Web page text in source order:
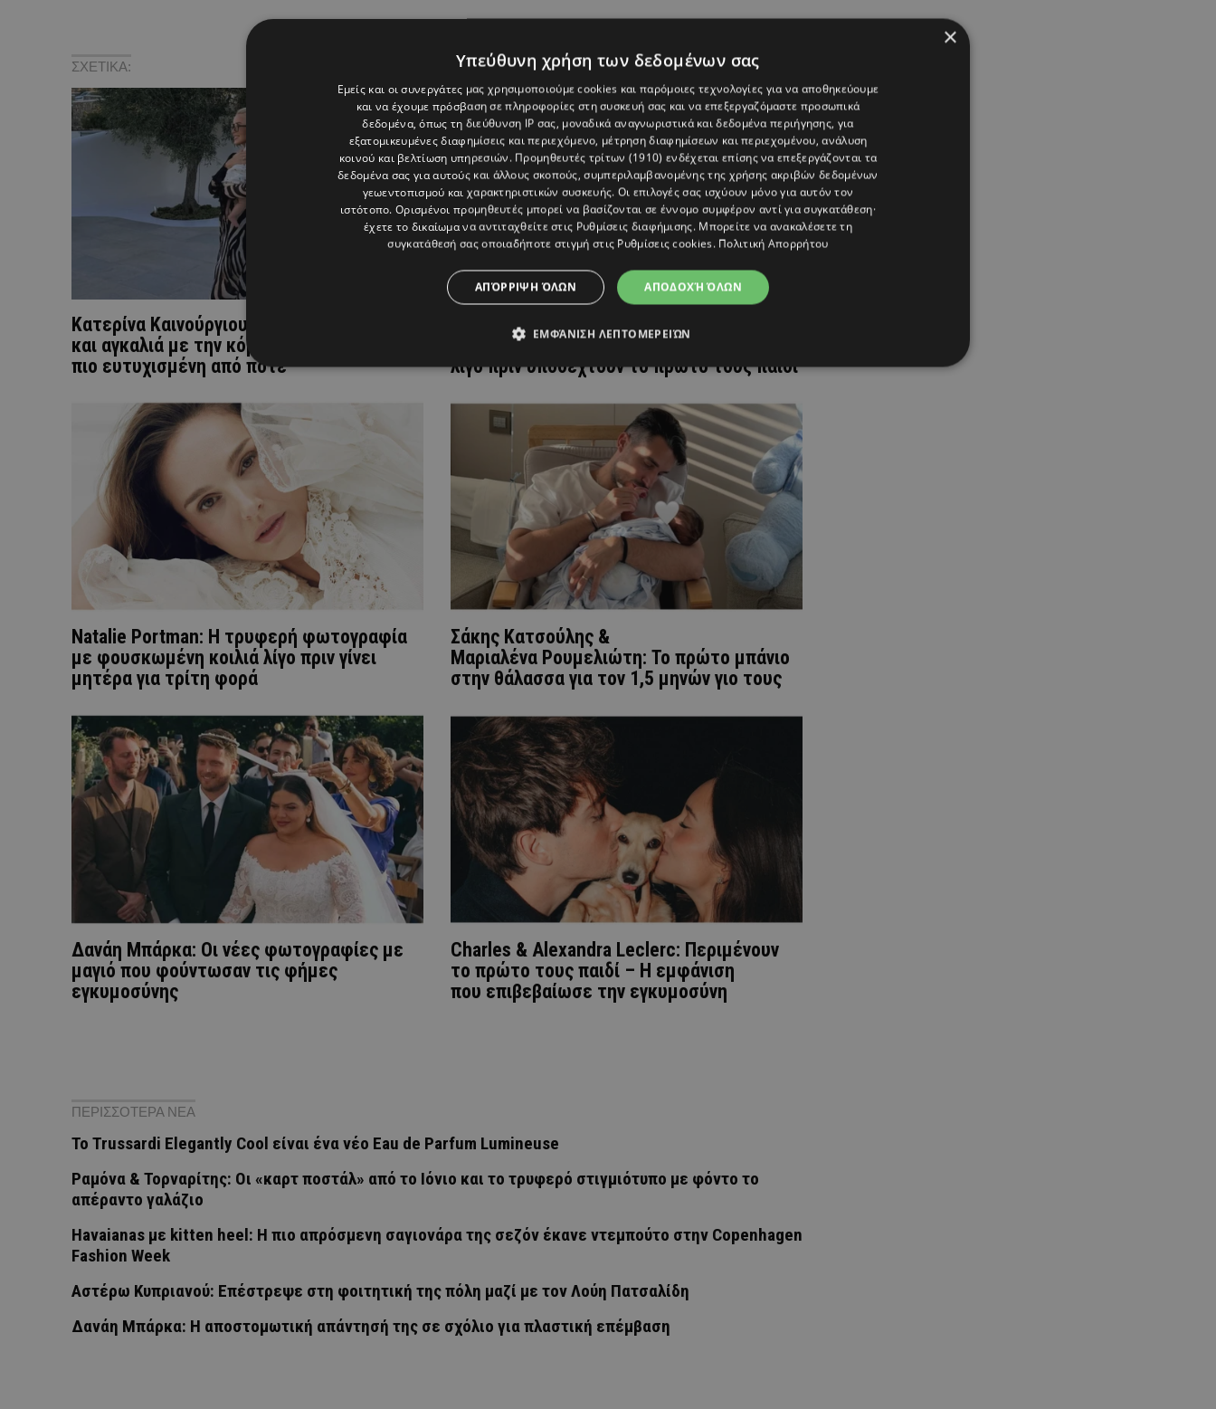
ΣΧΕΤΙΚΑ:
Κατερίνα Καινούργιου: Ποζάρει με μαγιό
και αγκαλιά με την κόρη της στη Μύκονο
πιο ευτυχισμένη από ποτέ
Γιώργος Χρυσάνθου & Κωνσταντίνα
Δημητρίου: Οι τρυφερές φωτογραφίες
λίγο πριν υποδεχτούν το πρώτο τους παιδί
Natalie Portman: Η τρυφερή φωτογραφία
με φουσκωμένη κοιλιά λίγο πριν γίνει
μητέρα για τρίτη φορά
Σάκης Κατσούλης &
Μαριαλένα Ρουμελιώτη: Το πρώτο μπάνιο
στην θάλασσα για τον 1,5 μηνών γιο τους
Δανάη Μπάρκα: Οι νέες φωτογραφίες με
μαγιό που φούντωσαν τις φήμες
εγκυμοσύνης
Charles & Alexandra Leclerc: Περιμένουν
το πρώτο τους παιδί – Η εμφάνιση
που επιβεβαίωσε την εγκυμοσύνη
ΠΕΡΙΣΣΟΤΕΡΑ ΝΕΑ
Το Trussardi Elegantly Cool είναι ένα νέο Eau de Parfum Lumineuse
Ραμόνα & Τορναρίτης: Οι «καρτ ποστάλ» από το Ιόνιο και το τρυφερό στιγμιότυπο με φόντο το
απέραντο γαλάζιο
Havaianas με kitten heel: Η πιο απρόσμενη σαγιονάρα της σεζόν έκανε ντεμπούτο στην Copenhagen
Fashion Week
Αστέρω Κυπριανού: Επέστρεψε στη φοιτητική της πόλη μαζί με τον Λούη Πατσαλίδη
Δανάη Μπάρκα: Η αποστομωτική απάντησή της σε σχόλιο για πλαστική επέμβαση
×
Υπεύθυνη χρήση των δεδομένων σας
Εμείς και οι συνεργάτες μας χρησιμοποιούμε cookies και παρόμοιες τεχνολογίες για να αποθηκεύουμε
και να έχουμε πρόσβαση σε πληροφορίες στη συσκευή σας και να επεξεργαζόμαστε προσωπικά
δεδομένα, όπως τη διεύθυνση IP σας, μοναδικά αναγνωριστικά και δεδομένα περιήγησης, για
εξατομικευμένες διαφημίσεις και περιεχόμενο, μέτρηση διαφημίσεων και περιεχομένου, ανάλυση
κοινού και βελτίωση υπηρεσιών. Προμηθευτές τρίτων (1910) ενδέχεται επίσης να επεξεργάζονται τα
δεδομένα σας για αυτούς και άλλους σκοπούς, συμπεριλαμβανομένης της χρήσης ακριβών δεδομένων
γεωεντοπισμού και χαρακτηριστικών συσκευής. Οι επιλογές σας ισχύουν μόνο για αυτόν τον
ιστότοπο. Ορισμένοι προμηθευτές μπορεί να βασίζονται σε έννομο συμφέρον αντί για συγκατάθεση·
έχετε το δικαίωμα να αντιταχθείτε στις Ρυθμίσεις διαφήμισης. Μπορείτε να ανακαλέσετε τη
συγκατάθεσή σας οποιαδήποτε στιγμή στις Ρυθμίσεις cookies. Πολιτική Απορρήτου
ΑΠΟΔΟΧΉ ΌΛΩΝ
ΑΠΌΡΡΙΨΗ ΌΛΩΝ
ΕΜΦΆΝΙΣΗ ΛΕΠΤΟΜΕΡΕΙΏΝ